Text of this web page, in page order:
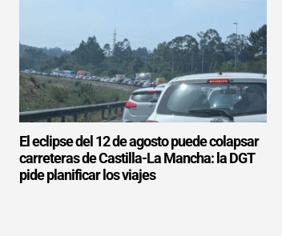
El eclipse del 12 de agosto puede colapsar
carreteras de Castilla-La Mancha: la DGT
pide planificar los viajes